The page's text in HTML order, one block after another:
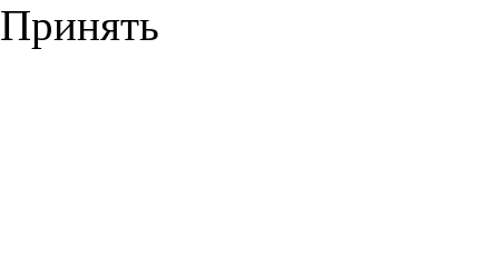
Принять